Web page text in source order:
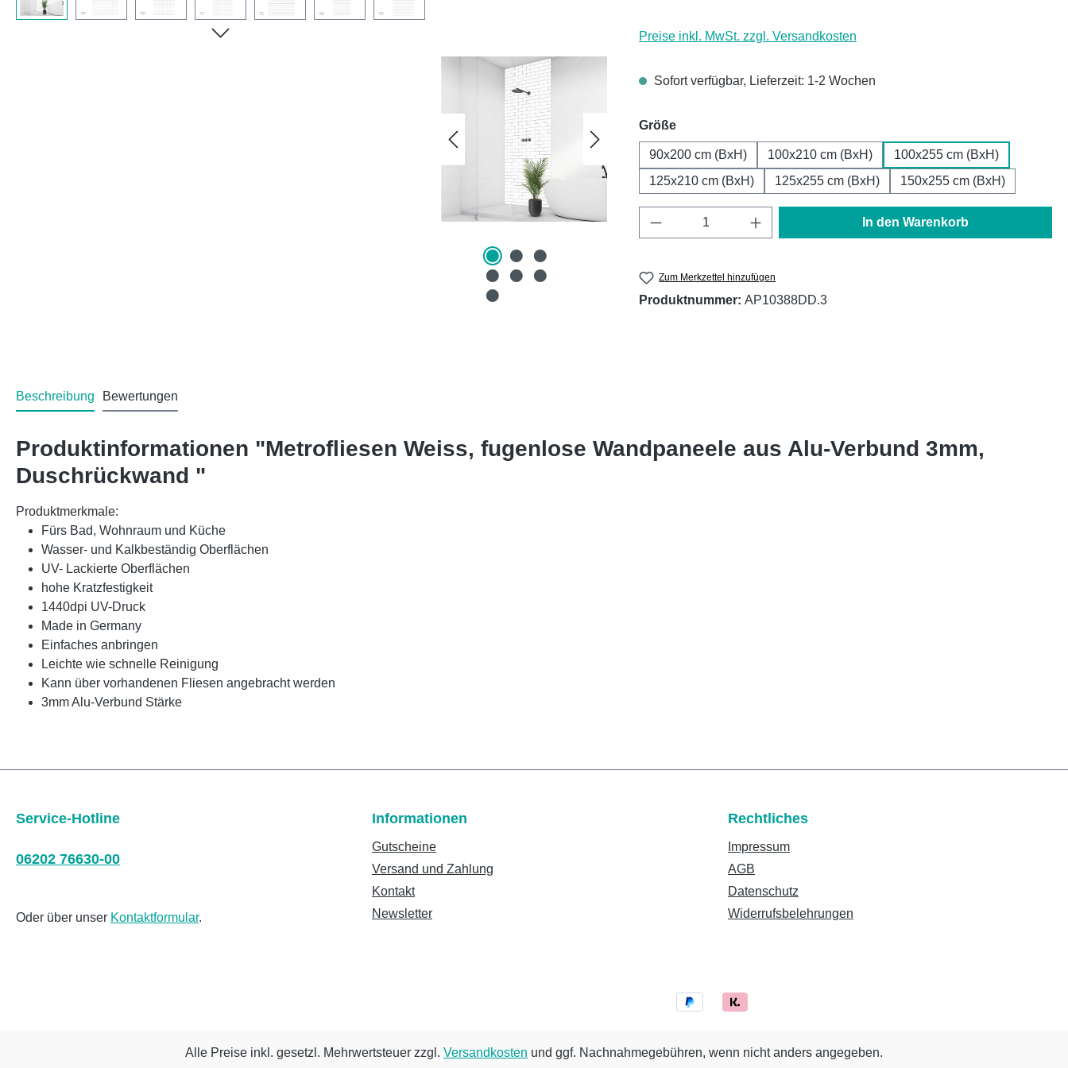
Preise inkl. MwSt. zzgl. Versandkosten
Sofort verfügbar, Lieferzeit: 1-2 Wochen
Größeauswählen
90x200 cm (BxH) 100x210 cm (BxH)
100x255 cm (BxH)
125x210 cm (BxH)
125x255 cm (BxH) 150x255 cm (BxH)
Produkt Anzahl: Gib den gewünschten Wert ein
In den Warenkorb
Zum Merkzettel hinzufügen
Produktnummer: AP10388DD.3
Beschreibung Bewertungen
Produktinformationen "Metrofliesen Weiss, fugenlose Wandpaneele aus Alu-Verbund 3mm,
Duschrückwand "
Produktmerkmale:
Fürs Bad, Wohnraum und Küche
Wasser- und Kalkbeständig Oberflächen
UV- Lackierte Oberflächen
hohe Kratzfestigkeit
1440dpi UV-Druck
Made in Germany
Einfaches anbringen
Leichte wie schnelle Reinigung
Kann über vorhandenen Fliesen angebracht werden
3mm Alu-Verbund Stärke
Service-Hotline
06202 76630-00
Oder über unser Kontaktformular.
Informationen
Gutscheine
Versand und Zahlung
Kontakt
Newsletter
Rechtliches
Impressum
AGB
Datenschutz
Widerrufsbelehrungen
Alle Preise inkl. gesetzl. Mehrwertsteuer zzgl. Versandkosten und ggf. Nachnahmegebühren, wenn nicht anders angegeben.